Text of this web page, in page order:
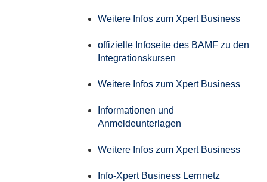
Weitere Infos zum Xpert Business
offizielle Infoseite des BAMF zu den
Integrationskursen
Weitere Infos zum Xpert Business
Informationen und
Anmeldeunterlagen
Weitere Infos zum Xpert Business
Info-Xpert Business Lernnetz